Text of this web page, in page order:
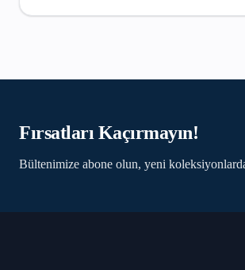
Fırsatları Kaçırmayın!
Bültenimize abone olun, yeni